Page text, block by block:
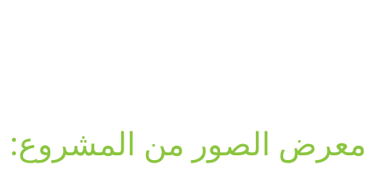
معرض الصور من المشروع: